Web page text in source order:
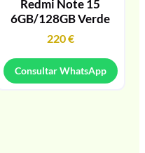
Redmi Note 15
6GB/128GB Verde
220€
Consultar WhatsApp